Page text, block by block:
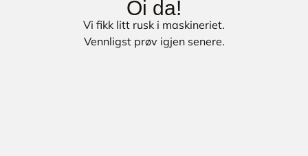
Oi da!
Vi fikk litt rusk i maskineriet.
Vennligst prøv igjen senere.